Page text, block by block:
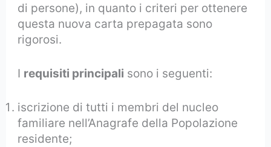
di persone), in quanto i criteri per ottenere
questa nuova carta prepagata sono
rigorosi.
I requisiti principali sono i seguenti:
iscrizione di tutti i membri del nucleo
familiare nell’Anagrafe della Popolazione
residente;